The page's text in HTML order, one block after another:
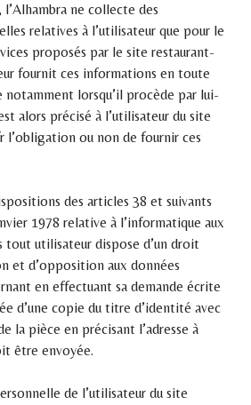
ne collecte des
relatives à l’utilisateur que pour le
proposés par le site restaurant-
fournit ces informations en toute
notamment lorsqu’il procède par lui-
alors précisé à l’utilisateur du site
l’obligation ou non de fournir ces
des articles 38 et suivants
1978 relative à l’informatique aux
utilisateur dispose d’un droit
et d’opposition aux données
en effectuant sa demande écrite
d’une copie du titre d’identité avec
la pièce en précisant l’adresse à
être envoyée.
de l’utilisateur du site